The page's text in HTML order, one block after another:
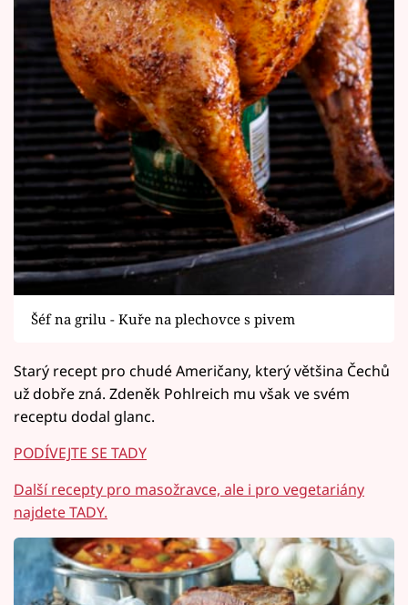
Šéf na grilu - Kuře na plechovce s pivem
Starý recept pro chudé Američany, který většina Čechů
už dobře zná. Zdeněk Pohlreich mu však ve svém
receptu dodal glanc.
PODÍVEJTE SE TADY
Další recepty pro masožravce, ale i pro vegetariány
najdete TADY.